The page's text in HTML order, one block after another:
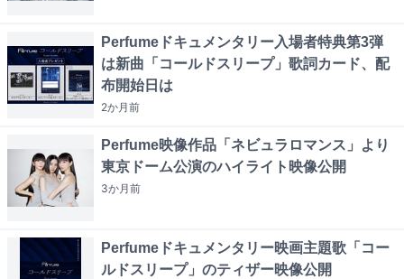
Perfumeドキュメンタリー入場者特典第3弾
は新曲「コールドスリープ」歌詞カード、配
布開始日は
2か月前
Perfume映像作品「ネビュラロマンス」より
東京ドーム公演のハイライト映像公開
3か月前
Perfumeドキュメンタリー映画主題歌「コー
ルドスリープ」のティザー映像公開